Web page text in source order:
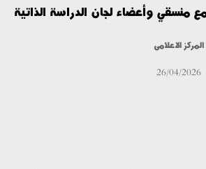
وأعضاء لجان الدراسة الذاتية
الاعلامى
26/04/